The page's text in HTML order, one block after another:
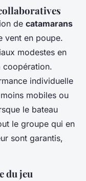
de catamarans
vent en poupe.
modestes en
coopération.
individuelle
mobiles ou
le bateau
le groupe qui en
sont garantis,
du jeu